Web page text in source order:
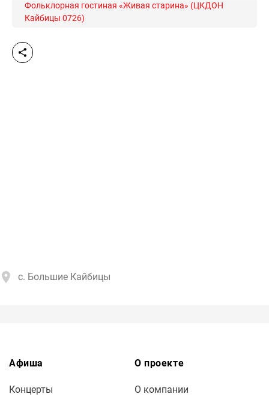
Фольклорная гостиная «Живая старина» (ЦКДОН
Кайбицы 0726)
с. Большие Кайбицы
Афиша
Концерты
О проекте
О компании